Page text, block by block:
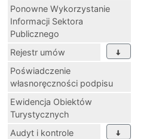
Ponowne Wykorzystanie
Informacji Sektora
Publicznego
Rejestr umów
Poświadczenie
własnoręczności podpisu
Ewidencja Obiektów
Turystycznych
Audyt i kontrole